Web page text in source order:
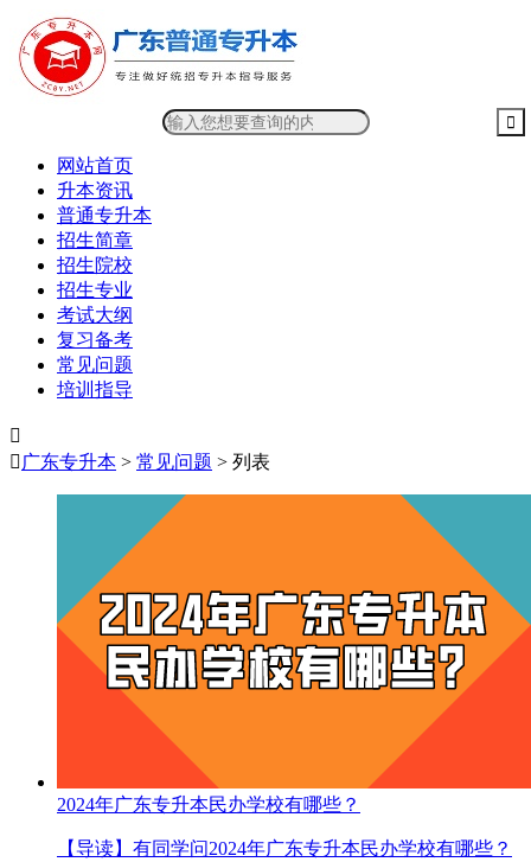
网站首页
升本资讯
普通专升本
招生简章
招生院校
招生专业
考试大纲
复习备考
常见问题
培训指导

 广东专升本 > 常见问题 > 列表
2024年广东专升本民办学校有哪些？
【导读】有同学问2024年广东专升本民办学校有哪些？